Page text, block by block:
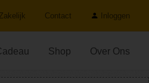
Zakelijk Contact Inloggen
Shop Over Ons